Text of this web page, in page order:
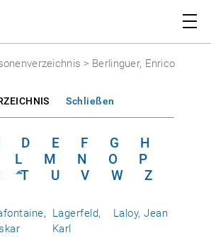
> Berlinguer, Enrico
Schließen
D E F G
H
L M N O
P
T U V W Z
Lagerfeld,
Karl
Laloy, Jean